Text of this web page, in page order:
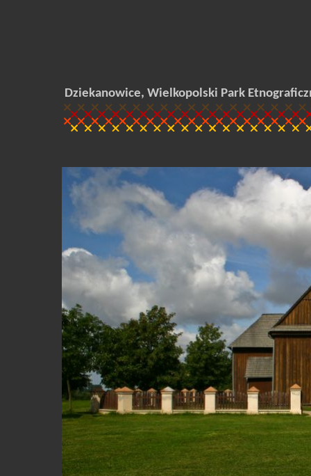
Dziekanowice, Wielkopolski Park